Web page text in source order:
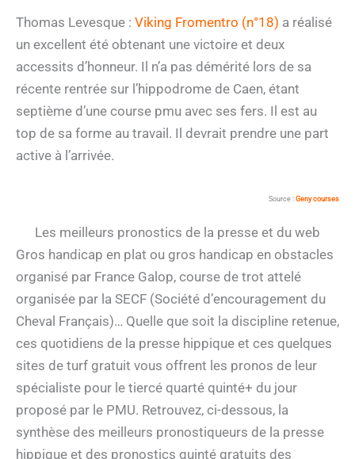
Thomas Levesque : Viking Fromentro (n°18) a réalisé
un excellent été obtenant une victoire et deux
accessits d’honneur. Il n’a pas démérité lors de sa
récente rentrée sur l’hippodrome de Caen, étant
septième d’une course pmu avec ses fers. Il est au
top de sa forme au travail. Il devrait prendre une part
active à l’arrivée.
Source : Geny courses
Les meilleurs pronostics de la presse et du web
Gros handicap en plat ou gros handicap en obstacles
organisé par France Galop, course de trot attelé
organisée par la SECF (Société d’encouragement du
Cheval Français)… Quelle que soit la discipline retenue,
ces quotidiens de la presse hippique et ces quelques
sites de turf gratuit vous offrent les pronos de leur
spécialiste pour le tiercé quarté quinté+ du jour
proposé par le PMU. Retrouvez, ci-dessous, la
synthèse des meilleurs pronostiqueurs de la presse
hippique et des pronostics quinté gratuits des